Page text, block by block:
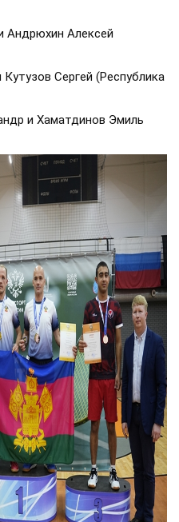
Андрюхин Алексей
Сергей (Республика
и Хаматдинов Эмиль